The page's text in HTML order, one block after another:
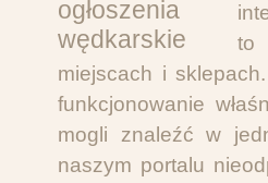
to
miejscach i
funkcjonowanie
mogli znaleźć w
naszym portalu